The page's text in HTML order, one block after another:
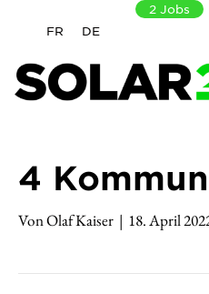
FR DE
2Jobs
4
VonOlaf Kaiser | 18. April